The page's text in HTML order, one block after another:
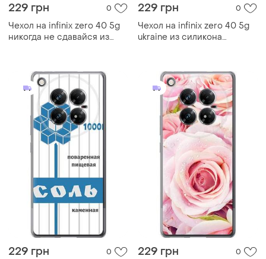
229 грн 0
Чехол на infinix zero 40 5g
никогда не сдавайся из
229 грн 0
Чехол на infinix zero 40 5g
ukraine из силикона
229 грн 0 229 грн 0